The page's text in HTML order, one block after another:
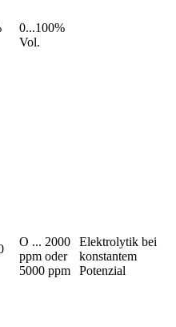
0...100%
Vol.
O ... 2000
ppm oder
5000 ppm
Elektrolytik bei
konstantem
Potenzial